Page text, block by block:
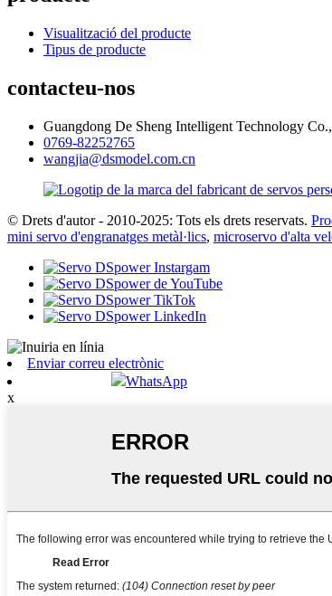
Visualització del producte
Tipus de producte
contacteu-nos
Guangdong De Sheng Intelligent Technology
0769-82252765
wangjia@dsmodel.com.cn
© Drets d'autor - 2010-2025: Tots els drets reservats.
mini servo d'engranatges metàl·lics, microservo d'alta
Enviar correu electrònic
WhatsApp
x